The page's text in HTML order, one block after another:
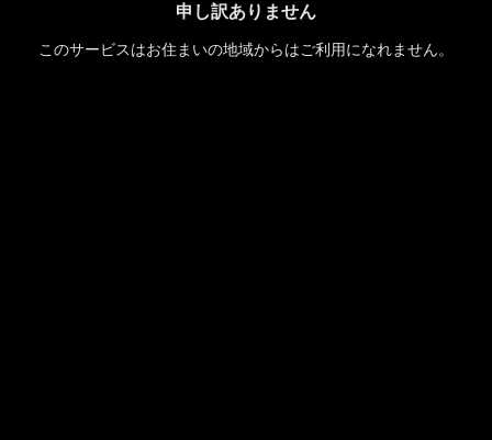
申し訳ありません
このサービスはお住まいの地域からはご利用になれません。